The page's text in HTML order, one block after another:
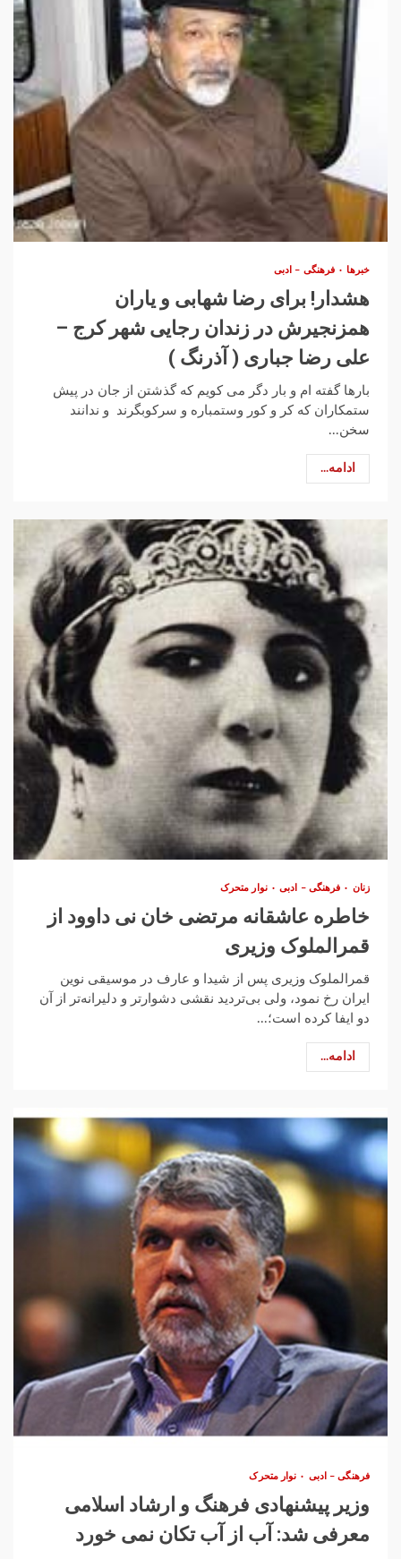
خبرها فرهنگی – ادبی
هشدار! برای رضا شهابی و یاران
همزنجیرش در زندان رجایی شهر کرج –
علی رضا جباری ( آذرنگ )
بارها گفته ام و بار دگر می کویم که گذشتن از جان در پیش
ستمکاران که کر و کور وستمباره و سرکوبگرند و ندانند
سخن...
ادامه...
زنان فرهنگی – ادبی نوار متحرک
خاطره عاشقانه مرتضی خان نی داوود از
قمرالملوک وزیری
قمرالملوک وزیری پس از شیدا و عارف در موسیقی نوین
ایران رخ نمود، ولی بی‌تردید نقشی دشوارتر و دلیرانه‌تر از آن
دو ایفا کرده است؛...
ادامه...
فرهنگی – ادبی نوار متحرک
وزیر پیشنهادی فرهنگ و ارشاد اسلامی
معرفی شد: آب از آب تکان نمی خورد